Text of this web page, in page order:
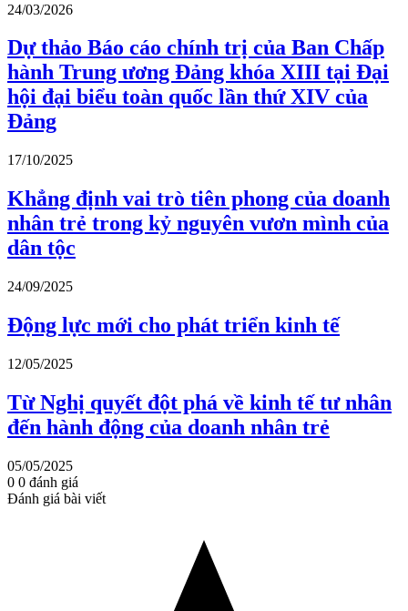
24/03/2026
Dự thảo Báo cáo chính trị của Ban Chấp
hành Trung ương Đảng khóa XIII tại Đại
hội đại biểu toàn quốc lần thứ XIV của
Đảng
17/10/2025
Khẳng định vai trò tiên phong của doanh
nhân trẻ trong kỷ nguyên vươn mình của
dân tộc
24/09/2025
Động lực mới cho phát triển kinh tế
12/05/2025
Từ Nghị quyết đột phá về kinh tế tư nhân
đến hành động của doanh nhân trẻ
05/05/2025
0 0 đánh giá
Đánh giá bài viết